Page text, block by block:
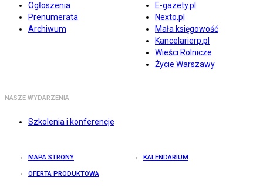
Ogłoszenia
Prenumerata
Archiwum
E-gazety.pl
Nexto.pl
Mała księgowość
Kancelarierp.pl
Wieści Rolnicze
Życie Warszawy
NASZE WYDARZENIA
Szkolenia i konferencje
MAPA STRONY KALENDARIUM
OFERTA PRODUKTOWA